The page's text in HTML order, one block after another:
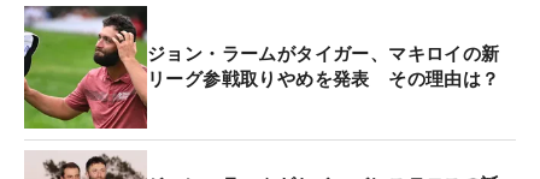
ジョン・ラームがタイガー、マキロイの新
リーグ参戦取りやめを発表 その理由は？